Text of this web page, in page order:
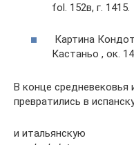
fol. 152в, г. 1415.
Картина
Кастаньо , ок.
В конце средневековья
превратились в
и итальянскую